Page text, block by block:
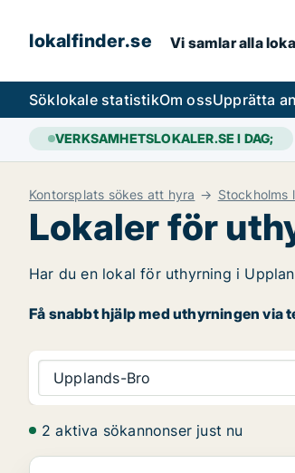
lokalfinder.se Vi samlar alla
Söklokale statistikOm ossUpprätta
VERKSAMHETSLOKALER.SE I DAG;
Kontorsplats sökes att hyra Stockholms
Lokaler för
Har du en lokal för uthyrning i
Få snabbt hjälp med uthyrningen via
Upplands-Bro
2 aktiva sökannonser just nu